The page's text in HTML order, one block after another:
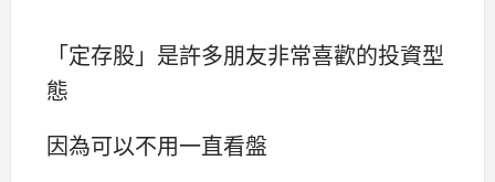
「定存股」是許多朋友非常喜歡的投資型
態
因為可以不用一直看盤